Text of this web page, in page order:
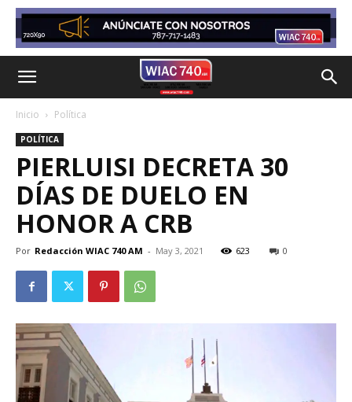
Inicio Política
POLÍTICA
PIERLUISI DECRETA 30
DÍAS DE DUELO EN
HONOR A CRB
Por Redacción WIAC 740 AM - May 3, 2021 623 0